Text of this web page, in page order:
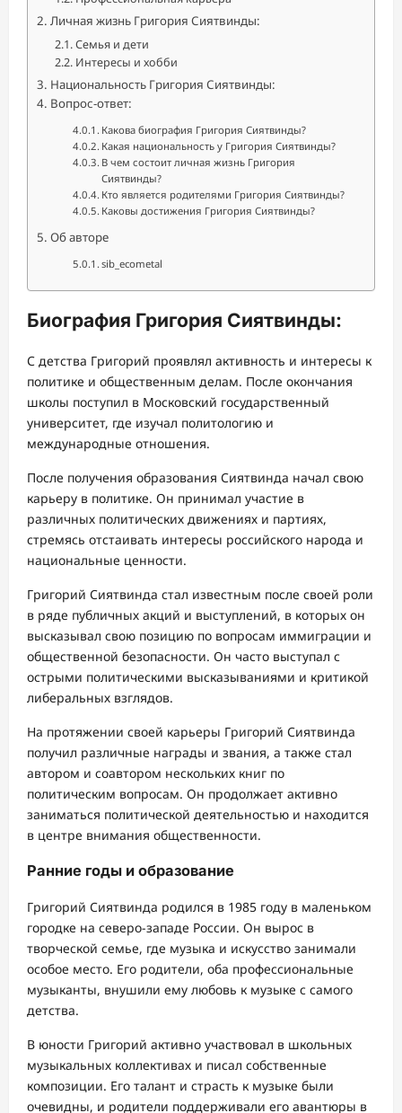
Личная жизнь Григория Сиятвинды:
Семья и дети
Интересы и хобби
Национальность Григория Сиятвинды:
Вопрос-ответ:
Какова биография Григория Сиятвинды?
Какая национальность у Григория Сиятвинды?
В чем состоит личная жизнь Григория
Сиятвинды?
Кто является родителями Григория Сиятвинды?
Каковы достижения Григория Сиятвинды?
Об авторе
sib_ecometal
Биография Григория Сиятвинды:
С детства Григорий проявлял активность и интересы к
политике и общественным делам. После окончания
школы поступил в Московский государственный
университет, где изучал политологию и
международные отношения.
После получения образования Сиятвинда начал свою
карьеру в политике. Он принимал участие в
различных политических движениях и партиях,
стремясь отстаивать интересы российского народа и
национальные ценности.
Григорий Сиятвинда стал известным после своей роли
в ряде публичных акций и выступлений, в которых он
высказывал свою позицию по вопросам иммиграции и
общественной безопасности. Он часто выступал с
острыми политическими высказываниями и критикой
либеральных взглядов.
На протяжении своей карьеры Григорий Сиятвинда
получил различные награды и звания, а также стал
автором и соавтором нескольких книг по
политическим вопросам. Он продолжает активно
заниматься политической деятельностью и находится
в центре внимания общественности.
Ранние годы и образование
Григорий Сиятвинда родился в 1985 году в маленьком
городке на северо-западе России. Он вырос в
творческой семье, где музыка и искусство занимали
особое место. Его родители, оба профессиональные
музыканты, внушили ему любовь к музыке с самого
детства.
В юности Григорий активно участвовал в школьных
музыкальных коллективах и писал собственные
композиции. Его талант и страсть к музыке были
очевидны, и родители поддерживали его авантюры в